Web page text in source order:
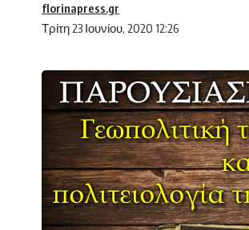
Τρίτη 23 Ιουνίου, 2020 12:26
florinapress.gr